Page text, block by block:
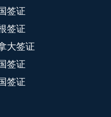
签证
签证
大签证
签证
签证